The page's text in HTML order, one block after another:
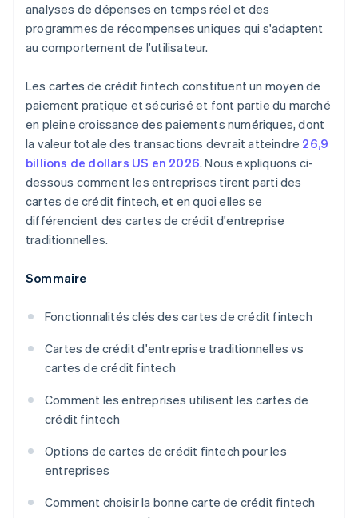
analyses de dépenses en temps réel et des
programmes de récompenses uniques qui s'adaptent
au comportement de l'utilisateur.
Les cartes de crédit fintech constituent un moyen de
paiement pratique et sécurisé et font partie du marché
en pleine croissance des paiements numériques, dont
la valeur totale des transactions devrait atteindre 26,9
billions de dollars US en 2026. Nous expliquons ci-
dessous comment les entreprises tirent parti des
cartes de crédit fintech, et en quoi elles se
différencient des cartes de crédit d'entreprise
traditionnelles.
Sommaire
Fonctionnalités clés des cartes de crédit fintech
Cartes de crédit d'entreprise traditionnelles vs
cartes de crédit fintech
Comment les entreprises utilisent les cartes de
crédit fintech
Options de cartes de crédit fintech pour les
entreprises
Comment choisir la bonne carte de crédit fintech